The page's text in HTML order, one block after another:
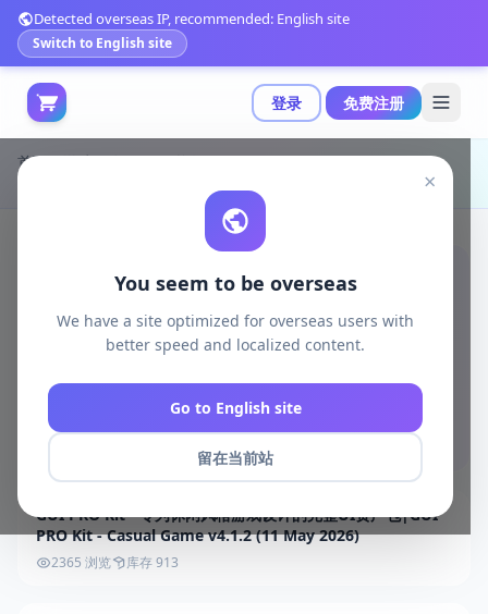
登录 免费注册
Detected overseas IP, recommended: English site
Switch to English site
×
You seem to be overseas
We have a site optimized for overseas users with
better speed and localized content.
Go to English site
留在当前站
首页 游戏开发 unity资源
Unity 2D
GUI PRO Kit - 专为休闲风格游戏设计的完整UI资产包|GUI
PRO Kit - Casual Game v4.1.2 (11 May 2026)
2365 浏览 库存 913